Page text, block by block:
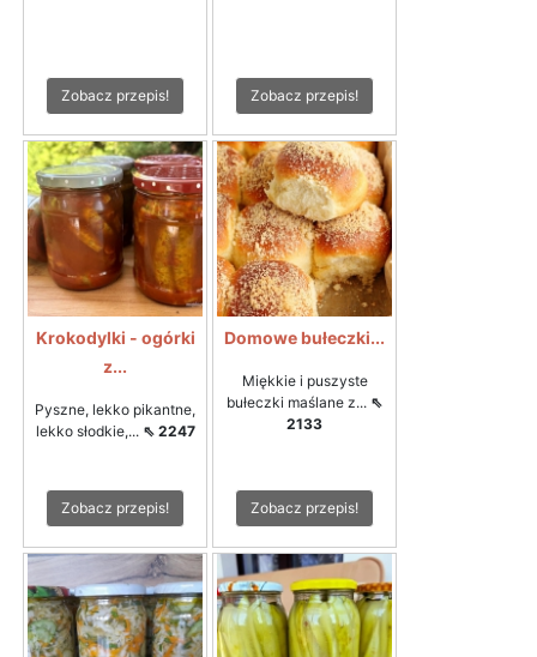
Zobacz przepis! Zobacz przepis!
Krokodylki - ogórki
z...
Pyszne, lekko pikantne,
lekko słodkie,... ⇖ 2247
Zobacz przepis!
Domowe bułeczki...
Miękkie i puszyste
bułeczki maślane z... ⇖
2133
Zobacz przepis!